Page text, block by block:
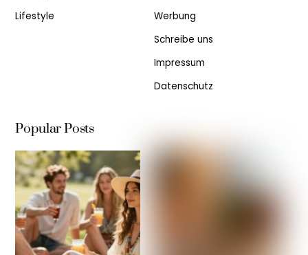
Lifestyle
Werbung
Schreibe uns
Impressum
Datenschutz
Popular Posts